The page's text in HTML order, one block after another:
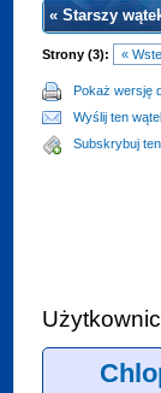
«Starszy
Strony (3): «
Pokaż wersję
Wyślij ten
Subskrybuj